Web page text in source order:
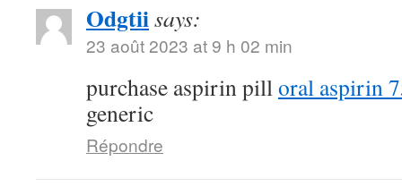
Odgtiisays:
23 août 2023 at 9 h 02 min
purchase aspirin pilloral aspirin
generic
Répondre